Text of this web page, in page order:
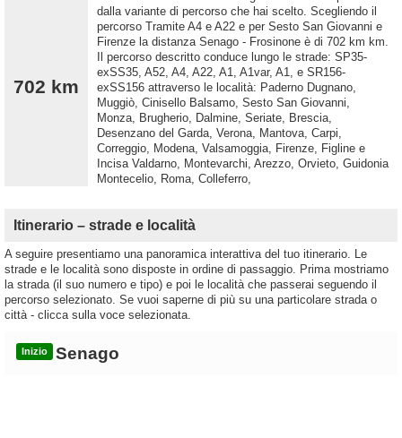
702 km
dalla variante di percorso che hai scelto. Scegliendo il
percorso Tramite A4 e A22 e per Sesto San Giovanni e
Firenze la distanza Senago - Frosinone è di 702 km km.
Il percorso descritto conduce lungo le strade: SP35-
exSS35, A52, A4, A22, A1, A1var, A1, e SR156-
exSS156 attraverso le località: Paderno Dugnano,
Muggiò, Cinisello Balsamo, Sesto San Giovanni,
Monza, Brugherio, Dalmine, Seriate, Brescia,
Desenzano del Garda, Verona, Mantova, Carpi,
Correggio, Modena, Valsamoggia, Firenze, Figline e
Incisa Valdarno, Montevarchi, Arezzo, Orvieto, Guidonia
Montecelio, Roma, Colleferro,
Itinerario – strade e località
A seguire presentiamo una panoramica interattiva del tuo itinerario. Le
strade e le località sono disposte in ordine di passaggio. Prima mostriamo
la strada (il suo numero e tipo) e poi le località che passerai seguendo il
percorso selezionato. Se vuoi saperne di più su una particolare strada o
città - clicca sulla voce selezionata.
Inizio Senago